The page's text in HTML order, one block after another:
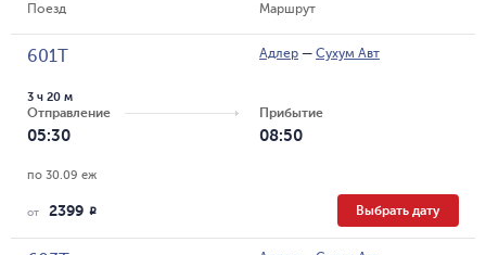
Поезд Маршрут
601Т Адлер — Сухум Авт
Отправление
05:30
3 ч 20 м
Прибытие
08:50
по 30.09 еж
от 2399 R Выбрать дату